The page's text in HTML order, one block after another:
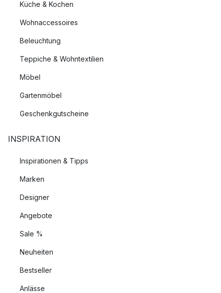
Küche & Kochen
Wohnaccessoires
Beleuchtung
Teppiche & Wohntextilien
Möbel
Gartenmöbel
Geschenkgutscheine
INSPIRATION
Inspirationen & Tipps
Marken
Designer
Angebote
Sale %
Neuheiten
Bestseller
Anlässe